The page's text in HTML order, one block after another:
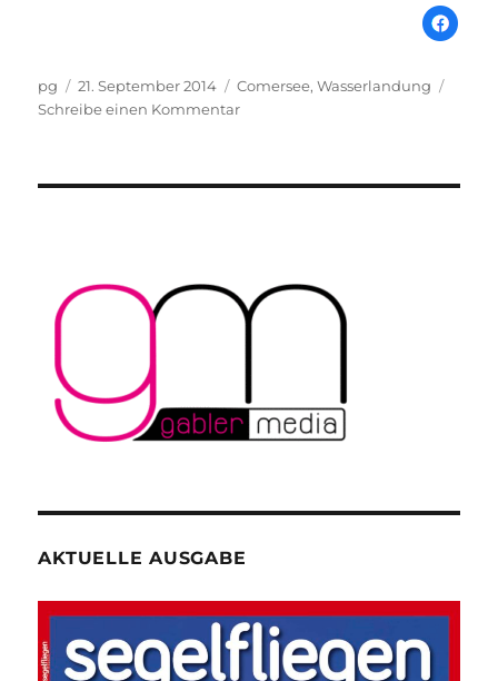
Autor
pg
Veröffentlicht
am
21. September 2014 Schlagwörter
Comersee,Wasserlandung
Schreibe einen Kommentarzu
AKTUELLE AUSGABE